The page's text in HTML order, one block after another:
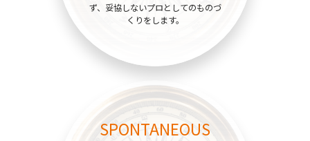
ず、妥協しないプロとしてのものづ
くりをします。
SPONTANEOUS